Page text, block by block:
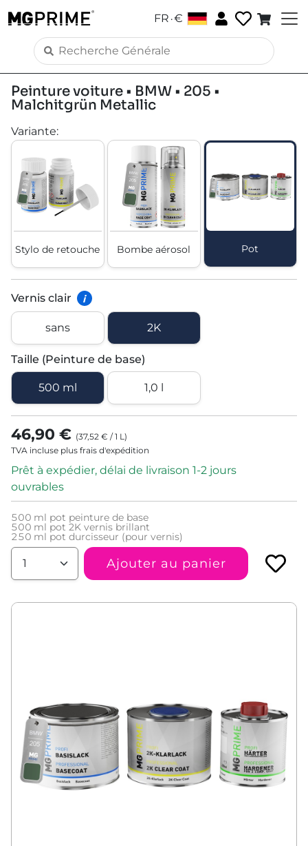
FR .€
Peinture voiture • BMW • 205 •
Malchitgrün Metallic
Variante:
Stylo de retouche Bombe aérosol Pot
Vernis clair i
sans 2K
Taille (Peinture de base)
500 ml 1,0 l
46,90 € (37,52 € /1 L )
TVA incluse plus frais d'expédition
Prêt à expédier, délai de livraison 1-2 jours
ouvrables
500 ml pot peinture de base
500 ml pot 2K vernis brillant
250 ml pot durcisseur (pour vernis)
Ajouter au panier